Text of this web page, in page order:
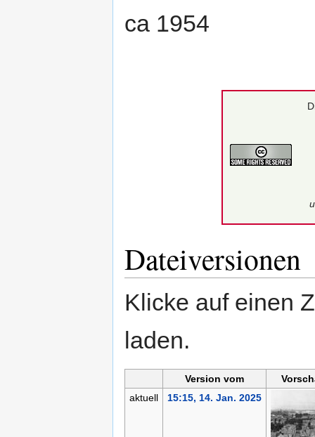
ca 1954
Dateiversionen
Klicke auf einen
laden.
Version vom
aktuell
15:15, 14. Jan. 2025